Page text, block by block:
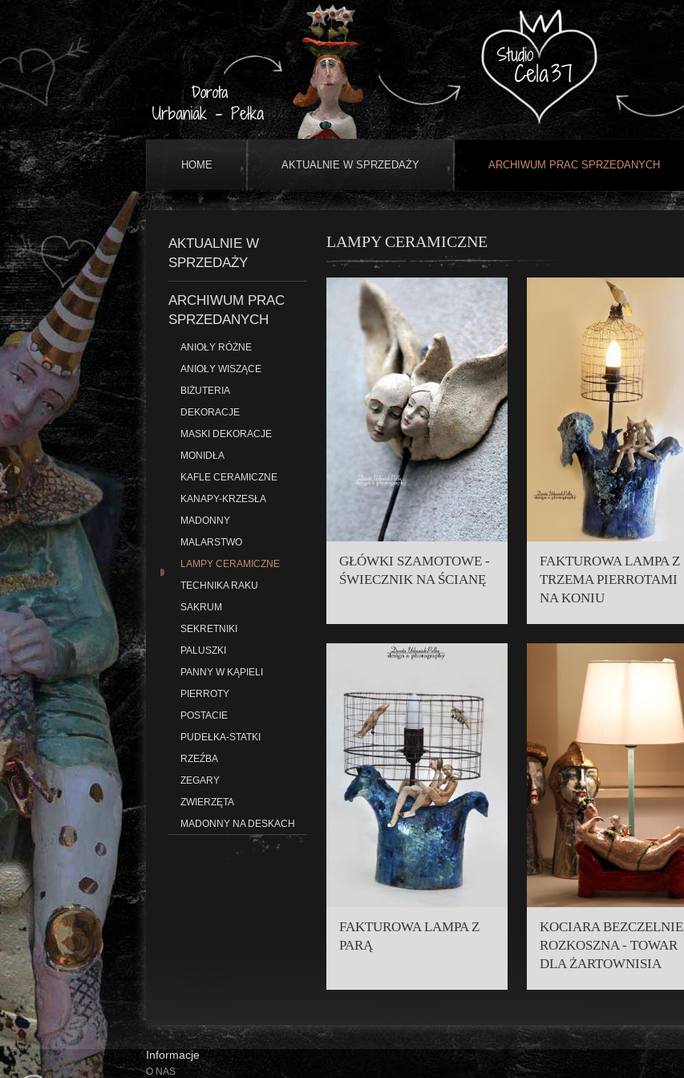
HOME AKTUALNIE W SPRZEDAŻY ARCHIWUM PRAC SPRZEDANYCH
LAMPY CERAMICZNE
GŁÓWKI SZAMOTOWE -
ŚWIECZNIK NA ŚCIANĘ
FAKTUROWA LAMPA Z
TRZEMA PIERROTAMI
NA KONIU
FAKTUROWA LAMPA Z
PARĄ
KOCIARA BEZCZELNIE
ROZKOSZNA - TOWAR
DLA ŻARTOWNISIA
AKTUALNIE W
SPRZEDAŻY
ARCHIWUM PRAC
SPRZEDANYCH
ANIOŁY RÓŻNE
ANIOŁY WISZĄCE
BIŻUTERIA
DEKORACJE
MASKI DEKORACJE
MONIDŁA
KAFLE CERAMICZNE
KANAPY-KRZESŁA
MADONNY
MALARSTWO
LAMPY CERAMICZNE
TECHNIKA RAKU
SAKRUM
SEKRETNIKI
PALUSZKI
PANNY W KĄPIELI
PIERROTY
POSTACIE
PUDEŁKA-STATKI
RZEŹBA
ZEGARY
ZWIERZĘTA
MADONNY NA DESKACH
Informacje
O NAS